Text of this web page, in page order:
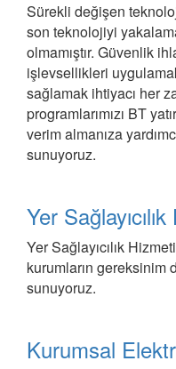
Sürekli değişen
son teknolojiyi
olmamıştır. Güvenlik
işlevsellikleri
sağlamak ihtiyacı her
programlarımızı BT
verim almanıza
sunuyoruz.
Yer
Yer Sağlayıcılık
kurumların gereksinim
sunuyoruz.
Kurumsal